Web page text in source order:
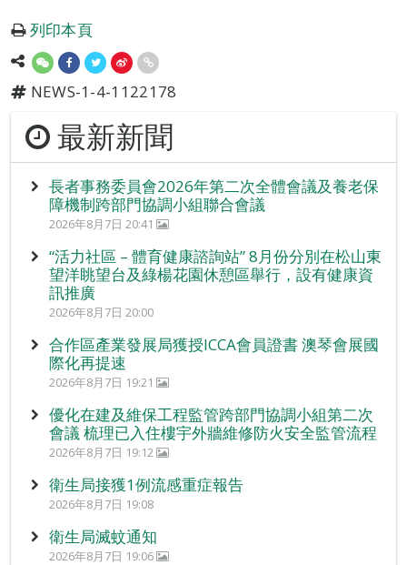
列印本頁
NEWS-1-4-1122178
最新新聞
長者事務委員會2026年第二次全體會議及養老保
障機制跨部門協調小組聯合會議
2026年8月7日 20:41
“活力社區 – 體育健康諮詢站” 8月份分別在松山東
望洋眺望台及綠楊花園休憩區舉行，設有健康資
訊推廣
2026年8月7日 20:00
合作區產業發展局獲授ICCA會員證書 澳琴會展國
際化再提速
2026年8月7日 19:21
優化在建及維保工程監管跨部門協調小組第二次
會議 梳理已入住樓宇外牆維修防火安全監管流程
2026年8月7日 19:12
衛生局接獲1例流感重症報告
2026年8月7日 19:08
衛生局滅蚊通知
2026年8月7日 19:06